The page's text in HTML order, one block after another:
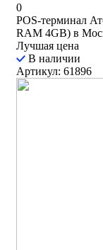
0
POS-терминал
RAM 4GB) в
Лучшая цена
В наличии
Артикул: 61896